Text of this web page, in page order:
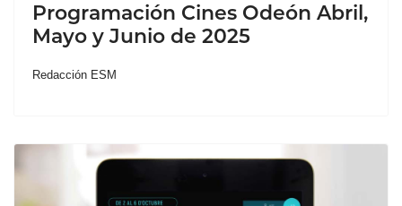
Programación Cines Odeón Abril,
Mayo y Junio de 2025
Redacción ESM